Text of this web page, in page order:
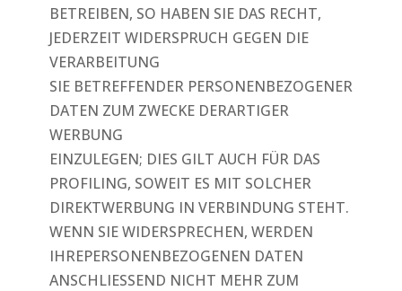
BETREIBEN, SO HABEN SIE DAS RECHT,
JEDERZEIT WIDERSPRUCH GEGEN DIE
VERARBEITUNG
SIE BETREFFENDER PERSONENBEZOGENER
DATEN ZUM ZWECKE DERARTIGER
WERBUNG
EINZULEGEN; DIES GILT AUCH FÜR DAS
PROFILING, SOWEIT ES MIT SOLCHER
DIREKTWERBUNG IN VERBINDUNG STEHT.
WENN SIE WIDERSPRECHEN, WERDEN
IHREPERSONENBEZOGENEN DATEN
ANSCHLIESSEND NICHT MEHR ZUM